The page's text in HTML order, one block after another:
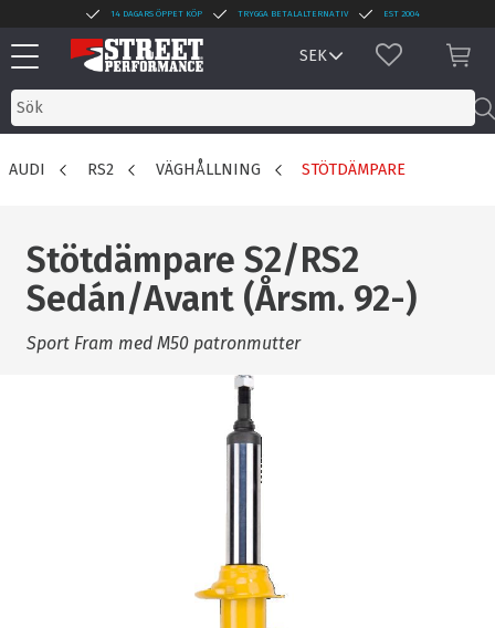
Meny
14 DAGARS ÖPPET KÖP TRYGGA BETALALTERNATIV EST 2004
FAVORITER
AUDI RS2 VÄGHÅLLNING STÖTDÄMPARE
Stötdämpare S2/RS2
Sedán/Avant (Årsm. 92-)
Sport Fram med M50 patronmutter